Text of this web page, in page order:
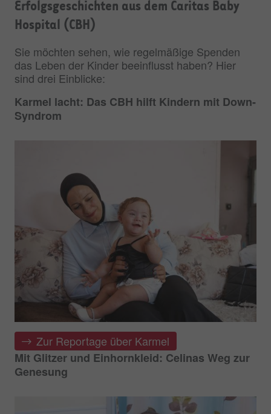
Erfolgsgeschichten aus dem Caritas Baby
Hospital (CBH)
Sie möchten sehen, wie regelmäßige Spenden
das Leben der Kinder beeinflusst haben? Hier
sind drei Einblicke:
Karmel lacht: Das CBH hilft Kindern mit Down-
Syndrom
Zur Reportage über Karmel
Mit Glitzer und Einhornkleid: Celinas Weg zur
Genesung